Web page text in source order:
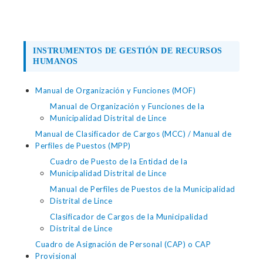
INSTRUMENTOS DE GESTIÓN DE RECURSOS
HUMANOS
Manual de Organización y Funciones (MOF)
Manual de Organización y Funciones de la
Municipalidad Distrital de Lince
Manual de Clasificador de Cargos (MCC) / Manual de
Perfiles de Puestos (MPP)
Cuadro de Puesto de la Entidad de la
Municipalidad Distrital de Lince
Manual de Perfiles de Puestos de la Municipalidad
Distrital de Lince
Clasificador de Cargos de la Municipalidad
Distrital de Lince
Cuadro de Asignación de Personal (CAP) o CAP
Provisional